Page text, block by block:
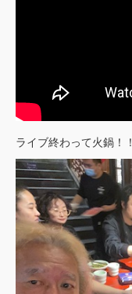
ライブ終わって火鍋！！